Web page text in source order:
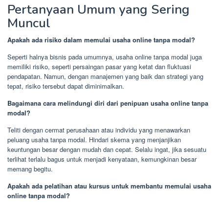
Pertanyaan Umum yang Sering
Muncul
Apakah ada risiko dalam memulai usaha online tanpa modal?
Seperti halnya bisnis pada umumnya, usaha online tanpa modal juga
memiliki risiko, seperti persaingan pasar yang ketat dan fluktuasi
pendapatan. Namun, dengan manajemen yang baik dan strategi yang
tepat, risiko tersebut dapat diminimalkan.
Bagaimana cara melindungi diri dari penipuan usaha online tanpa
modal?
Teliti dengan cermat perusahaan atau individu yang menawarkan
peluang usaha tanpa modal. Hindari skema yang menjanjikan
keuntungan besar dengan mudah dan cepat. Selalu ingat, jika sesuatu
terlihat terlalu bagus untuk menjadi kenyataan, kemungkinan besar
memang begitu.
Apakah ada pelatihan atau kursus untuk membantu memulai usaha
online tanpa modal?